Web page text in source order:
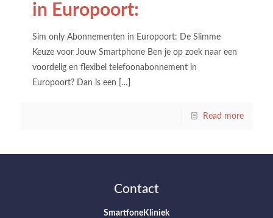
in Europoort:
Sim only Abonnementen in Europoort: De Slimme
Keuze voor Jouw Smartphone Ben je op zoek naar een
voordelig en flexibel telefoonabonnement in
Europoort? Dan is een […]
Read more
Contact
SmartfoneKliniek